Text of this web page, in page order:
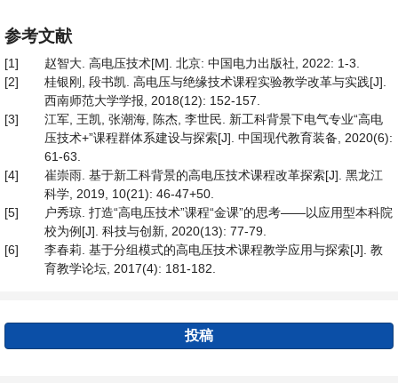
参考文献
[1]
赵智大. 高电压技术[M]. 北京: 中国电力出版社, 2022: 1-3.
[2]
桂银刚, 段书凯. 高电压与绝缘技术课程实验教学改革与实践[J].
西南师范大学学报, 2018(12): 152-157.
[3]
江军, 王凯, 张潮海, 陈杰, 李世民. 新工科背景下电气专业“高电
压技术+”课程群体系建设与探索[J]. 中国现代教育装备, 2020(6):
61-63.
[4]
崔崇雨. 基于新工科背景的高电压技术课程改革探索[J]. 黑龙江
科学, 2019, 10(21): 46-47+50.
[5]
户秀琼. 打造“高电压技术”课程“金课”的思考——以应用型本科院
校为例[J]. 科技与创新, 2020(13): 77-79.
[6]
李春莉. 基于分组模式的高电压技术课程教学应用与探索[J]. 教
育教学论坛, 2017(4): 181-182.
投稿